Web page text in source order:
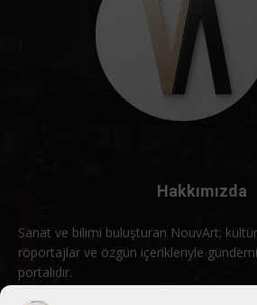
Hakkımızda
Sanat ve bilimi buluşturan NouvArt;
röportajlar ve özgün içerikleriyle
portalıdır.